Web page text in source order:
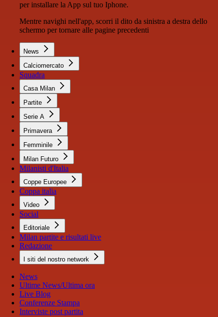
per installare la App sul tuo Iphone.
Mentre navighi nell'app, scorri il dito da sinistra a destra dello
schermo per tornare alle pagine precedenti
News
Calciomercato
Squadra
Casa Milan
Partite
Serie A
Primavera
Femminile
Milan Futuro
Milanisti d'Italia
Coppe Europee
Coppa italia
Video
Social
Editoriale
Milan partite e risultati live
Redazione
I siti del nostro network
News
Ultime News/Ultima ora
Live Blog
Conferenze Stampa
Interviste post partita